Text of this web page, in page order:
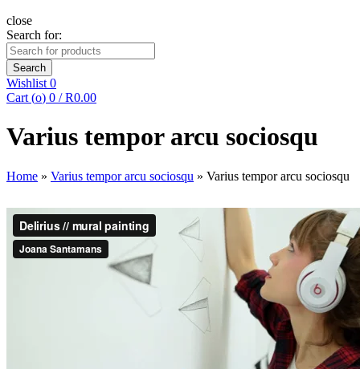
close
Search for:
Search
Wishlist 0
Cart (o) 0 / R0.00
Varius tempor arcu sociosqu
Home » Varius tempor arcu sociosqu » Varius tempor arcu sociosqu